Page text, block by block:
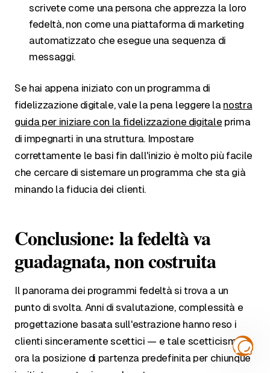
scrivete come una persona che apprezza la loro
fedeltà, non come una piattaforma di marketing
automatizzato che esegue una sequenza di
messaggi.
Se hai appena iniziato con un programma di
fidelizzazione digitale, vale la pena leggere la nostra
guida per iniziare con la fidelizzazione digitale prima
di impegnarti in una struttura. Impostare
correttamente le basi fin dall'inizio è molto più facile
che cercare di sistemare un programma che sta già
minando la fiducia dei clienti.
Conclusione: la fedeltà va
guadagnata, non costruita
Il panorama dei programmi fedeltà si trova a un
punto di svolta. Anni di svalutazione, complessità e
progettazione basata sull'estrazione hanno reso i
clienti sinceramente scettici — e tale scetticismo è
ora la posizione di partenza predefinita per chiunque